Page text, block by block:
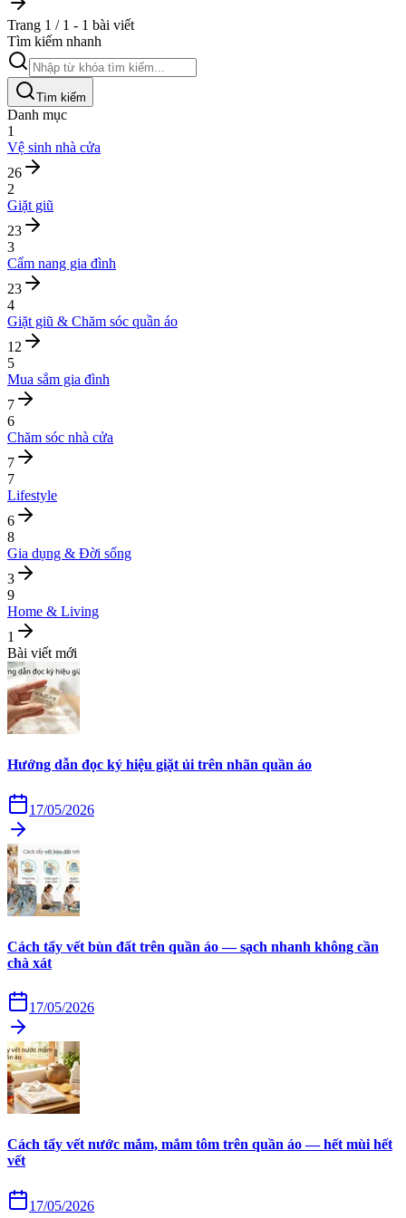
Trang 1 / 1 - 1 bài viết
Tìm kiếm nhanh
Tìm kiếm
Danh mục
1
Vệ sinh nhà cửa
26
2
Giặt giũ
23
3
Cẩm nang gia đình
23
4
Giặt giũ & Chăm sóc quần áo
12
5
Mua sắm gia đình
7
6
Chăm sóc nhà cửa
7
7
Lifestyle
6
8
Gia dụng & Đời sống
3
9
Home & Living
1
Bài viết mới
Hướng dẫn đọc ký hiệu giặt ủi trên nhãn quần áo
17/05/2026
Cách tẩy vết bùn đất trên quần áo — sạch nhanh không cần
chà xát
17/05/2026
Cách tẩy vết nước mắm, mắm tôm trên quần áo — hết mùi hết
vết
17/05/2026